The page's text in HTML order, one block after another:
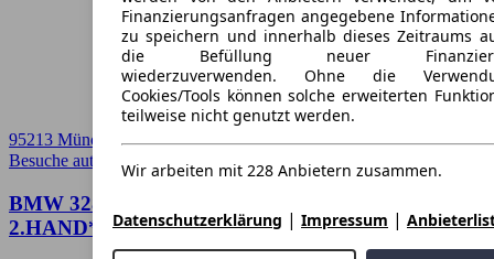
Finanzierungsanfragen angegebene
zu speichern und innerhalb dieses Zeitraums
die Befüllung neuer
wiederzuverwenden. Ohne die
Cookies/Tools können solche erweiterten
teilweise nicht genutzt werden.
Wir arbeiten mit 228 Anbietern zusammen.
Datenschutzerklärung | Impressum |
95213 Münchberg, St
Besuche autoscout24.de
➚
BMW 328 CI*CABRIO*M-PAKET*AUS
2.HAND*TOP ZUSTAND